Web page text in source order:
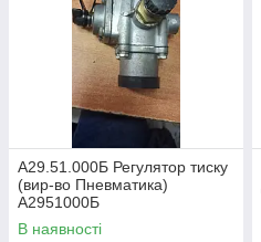
А29.51.000Б Регулятор тиску
(вир-во Пневматика)
А2951000Б
В наявності